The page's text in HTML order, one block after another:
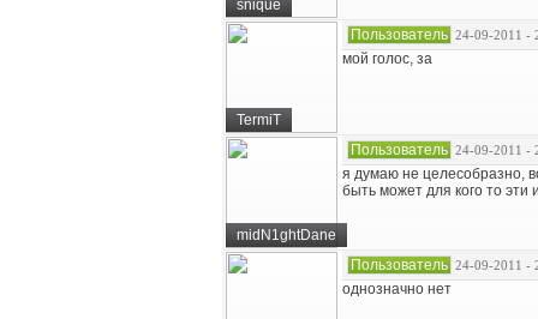
snique
TermiT
Пользователь 24-09-2011 -
мой голос, за
midN1ghtDane
Пользователь 24-09-2011 -
я думаю не целесобразно,
быть может для кого то эти
Пользователь 24-09-2011 -
однозначно нет